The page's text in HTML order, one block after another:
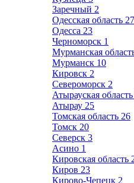
Заречный 2
Одесская область 27
Одесса 23
Черноморск 1
Мурманская
Мурманск 10
Кировск 2
Североморск 2
Атырауская область
Атырау 25
Томская область 26
Томск 20
Северск 3
Асино 1
Кировская область
Киров 23
Кирово-Чепецк 2